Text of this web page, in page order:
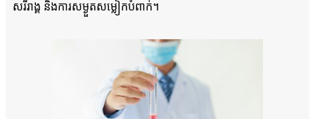
សរីរាង្គ និងការសម្ងួតសម្លៀកបំពាក់។